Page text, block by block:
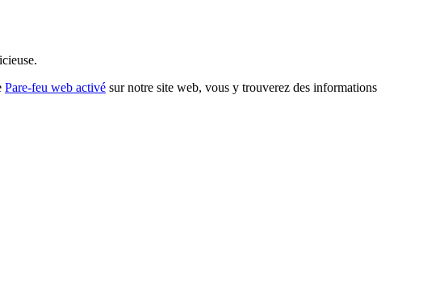
Pare-feu web activé sur notre site web, vous y trouverez des informations